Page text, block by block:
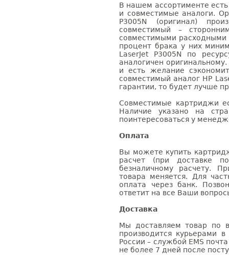
В нашем ассортименте
и совместимые аналоги.
P3005N (оригинал)
совместимый –
совместимыми расходными
процент брака у них
LaserJet P3005N по
аналогичен
и есть желание
совместимый аналог HP
гарантии, то будет лучше
Совместимые картриджи
Наличие указано на
поинтересоваться у
Оплата
Вы можете купить
расчет (при доставке
безналичному расчету.
товара меняется. Для
оплата через банк.
ответит на все Ваши
Доставка
Мы доставляем товар по
производится курьерами
России – службой EMS
не более 7 дней после